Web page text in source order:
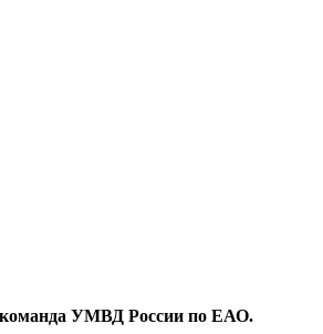
команда УМВД России по ЕАО.